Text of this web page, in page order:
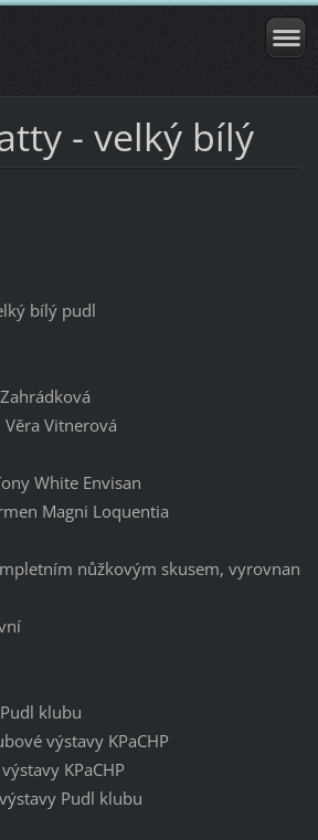
- velký bílý
bílý pudl
Vitnerová
White Envisan
Magni Loquentia
nůžkovým skusem, vyrovnané
klubu
výstavy KPaCHP
KPaCHP
Pudl klubu